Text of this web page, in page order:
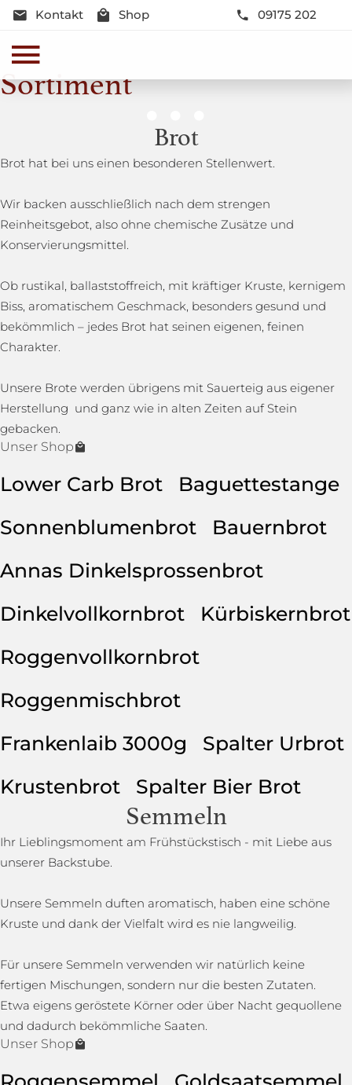
Kontakt Shop 09175 202
Sortiment
Genussmomente
Herzhaft oder süß - Beste Qualität und Frische sind
Brot
Brot hat bei uns einen besonderen Stellenwert.
Wir backen ausschließlich nach dem strengen
Reinheitsgebot, also ohne chemische Zusätze und
Konservierungsmittel.
Ob rustikal, ballaststoffreich, mit kräftiger Kruste, kernigem
Biss, aromatischem Geschmack, besonders gesund und
bekömmlich – jedes Brot hat seinen eigenen, feinen
Charakter.
Unsere Brote werden übrigens mit Sauerteig aus eigener
Herstellung und ganz wie in alten Zeiten auf Stein
gebacken.
Unser Shop
Lower Carb Brot
Baguettestange
Sonnenblumenbrot
Bauernbrot
Annas Dinkelsprossenbrot
Dinkelvollkornbrot
Kürbiskernbrot
Roggenvollkornbrot
Roggenmischbrot
Frankenlaib 3000g
Spalter Urbrot
Krustenbrot
Spalter Bier Brot
Semmeln
Ihr Lieblingsmoment am Frühstückstisch - mit Liebe aus
unserer Backstube.
Unsere Semmeln duften aromatisch, haben eine schöne
Kruste und dank der Vielfalt wird es nie langweilig.
Für unsere Semmeln verwenden wir natürlich keine
fertigen Mischungen, sondern nur die besten Zutaten.
Etwa eigens geröstete Körner oder über Nacht gequollene
und dadurch bekömmliche Saaten.
Unser Shop